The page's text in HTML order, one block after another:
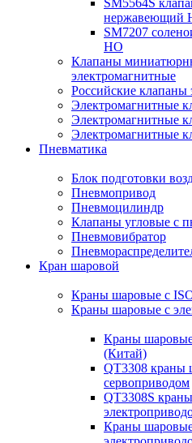
SM5564S
нержавеющий
SM7207
НО
Клапаны
электромагнитные
Российские клапаны
Электромагнитные
Электромагнитные
Электромагнитные
Пневматика
Блок подготовки
Пневмопривод
Пневмоцилиндр
Клапаны угловые с
Пневмовибратор
Кран шаровой
Краны шаровые с
Краны шаровые с
Краны
(Китай)
QT3308 краны
сервоприводом
QT3308S
Краны